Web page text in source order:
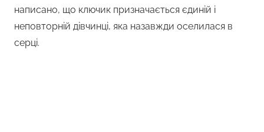
написано, що ключик призначається єдиній і
неповторній дівчинці, яка назавжди оселилася в
серці.